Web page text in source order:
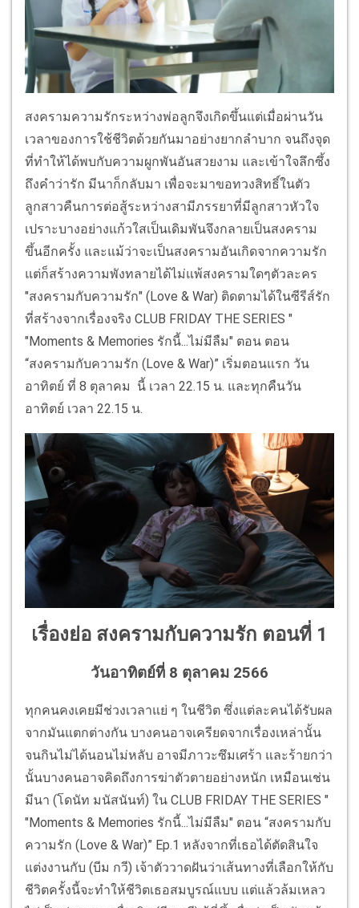
สงครามความรักระหว่างพ่อลูกจึงเกิดขึ้นแต่เมื่อผ่านวัน
เวลาของการใช้ชีวิตด้วยกันมาอย่างยากลำบาก จนถึงจุด
ที่ทำให้ได้พบกับความผูกพันอันสวยงาม และเข้าใจลึกซึ้ง
ถึงคำว่ารัก มีนาก็กลับมา เพื่อจะมาขอทวงสิทธิ์ในตัว
ลูกสาวคืนการต่อสู้ระหว่างสามีภรรยาที่มีลูกสาวหัวใจ
เปราะบางอย่างแก้วใสเป็นเดิมพันจึงกลายเป็นสงคราม
ขึ้นอีกครั้ง และแม้ว่าจะเป็นสงครามอันเกิดจากความรัก
แต่ก็สร้างความพังทลายได้ไม่แพ้สงครามใดๆตัวละคร
"สงครามกับความรัก" (Love & War) ติดตามได้ในซีรีส์รัก
ที่สร้างจากเรื่องจริง CLUB FRIDAY THE SERIES "
"Moments & Memories รักนี้...ไม่มีลืม" ตอน ตอน
“สงครามกับความรัก (Love & War)” เริ่มตอนแรก วัน
อาทิตย์ ที่ 8 ตุลาคม นี้ เวลา 22.15 น. และทุกคืนวัน
อาทิตย์ เวลา 22.15 น.
เรื่องย่อ สงครามกับความรัก ตอนที่ 1
วันอาทิตย์ที่ 8 ตุลาคม 2566
ทุกคนคงเคยมีช่วงเวลาแย่ ๆ ในชีวิต ซึ่งแต่ละคนได้รับผล
จากมันแตกต่างกัน บางคนอาจเครียดจากเรื่องเหล่านั้น
จนกินไม่ได้นอนไม่หลับ อาจมีภาวะซึมเศร้า และร้ายกว่า
นั้นบางคนอาจคิดถึงการฆ่าตัวตายอย่างหนัก เหมือนเช่น
มีนา (โดนัท มนัสนันท์) ใน CLUB FRIDAY THE SERIES "
"Moments & Memories รักนี้...ไม่มีลืม" ตอน “สงครามกับ
ความรัก (Love & War)” Ep.1 หลังจากที่เธอได้ตัดสินใจ
แต่งงานกับ (บีม กวี) เจ้าตัววาดฝันว่าเส้นทางที่เลือกให้กับ
ชีวิตครั้งนี้จะทำให้ชีวิตเธอสมบูรณ์แบบ แต่แล้วล้มเหลว